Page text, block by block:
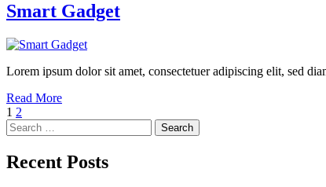
Smart Gadget
Lorem ipsum dolor sit amet, consectetuer adipiscing elit, sed
Read More
Posts
pagination
Page
1 Page
2
Search
for:
Recent Posts